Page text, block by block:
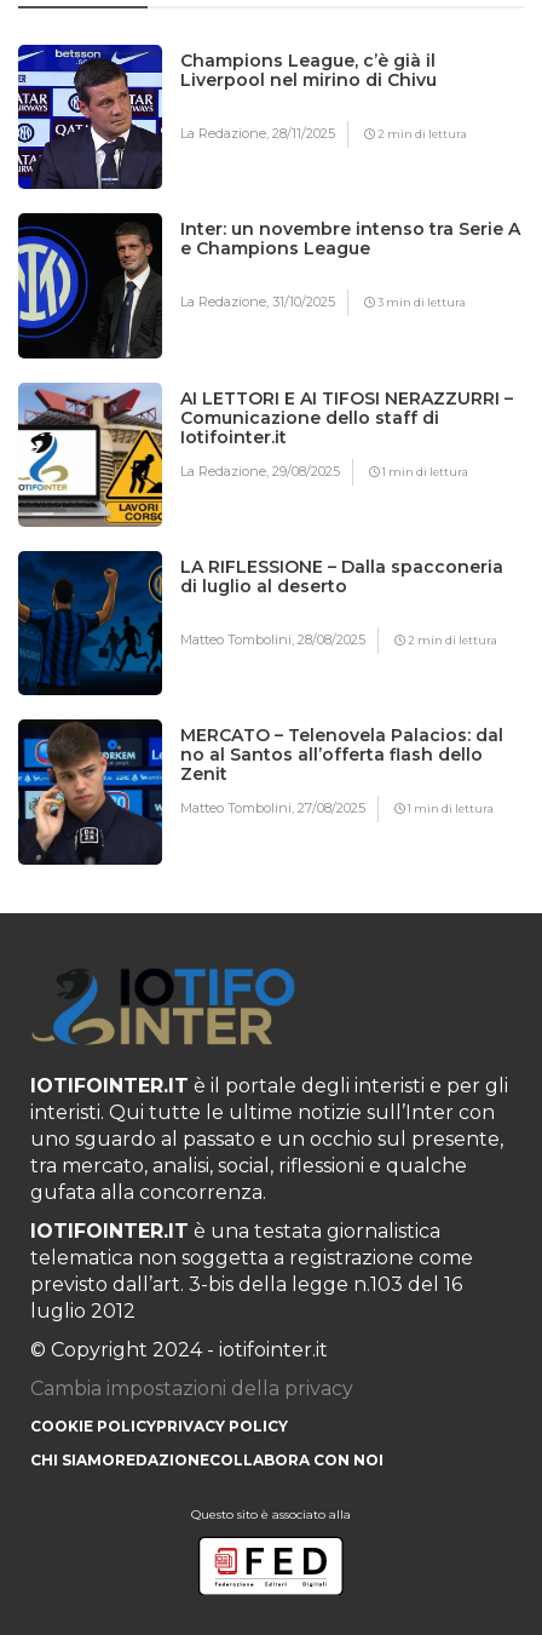
Champions League, c’è già il
Liverpool nel mirino di Chivu
La Redazione,28/11/2025 2 min di lettura
Inter: un novembre intenso tra Serie A
e Champions League
La Redazione,31/10/2025 3 min di lettura
AI LETTORI E AI TIFOSI NERAZZURRI –
Comunicazione dello staff di
Iotifointer.it
La Redazione,29/08/2025 1 min di lettura
LA RIFLESSIONE – Dalla spacconeria
di luglio al deserto
Matteo Tombolini,28/08/2025 2 min di lettura
MERCATO – Telenovela Palacios: dal
no al Santos all’offerta flash dello
Zenit
Matteo Tombolini,27/08/2025 1 min di lettura
IOTIFOINTER.IT è il portale degli interisti e per gli
interisti. Qui tutte le ultime notizie sull’Inter con
uno sguardo al passato e un occhio sul presente,
tra mercato, analisi, social, riflessioni e qualche
gufata alla concorrenza.
IOTIFOINTER.IT è una testata giornalistica
telematica non soggetta a registrazione come
previsto dall’art. 3-bis della legge n.103 del 16
luglio 2012
© Copyright 2024 - iotifointer.it
Cambia impostazioni della privacy
COOKIE POLICYPRIVACY POLICY
CHI SIAMOREDAZIONECOLLABORA CON NOI
Questo sito è associato alla